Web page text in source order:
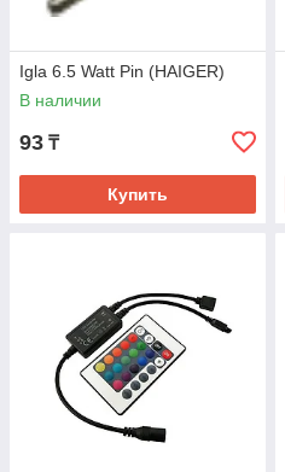
Igla 6.5 Watt Pin (HAIGER)
В наличии
93 ₸
Купить